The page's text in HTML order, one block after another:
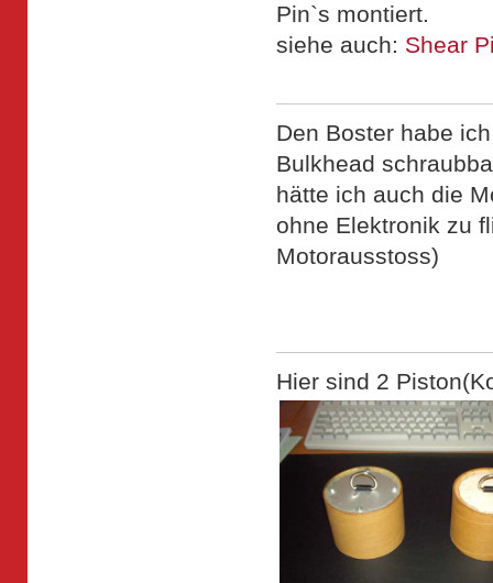
Pin`s montiert.
siehe auch: Shear
Den Boster habe
Bulkhead
hätte ich auch die
ohne Elektronik zu
Motorausstoss)
Hier sind 2